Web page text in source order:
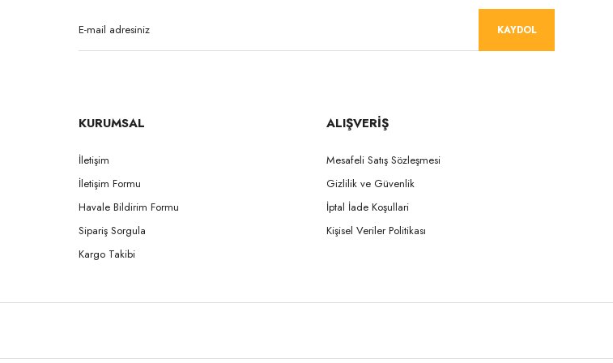
KAYDOL
KURUMSAL
İletişim
İletişim Formu
Havale Bildirim Formu
Sipariş Sorgula
Kargo Takibi
ALIŞVERİŞ
Mesafeli Satış Sözleşmesi
Gizlilik ve Güvenlik
İptal İade Koşullari
Kişisel Veriler Politikası